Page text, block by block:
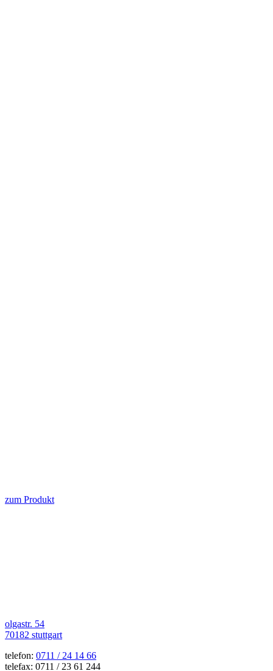
zum Produkt
olgastr. 54
70182 stuttgart
telefon: 0711 / 24 14 66
telefax: 0711 / 23 61 244